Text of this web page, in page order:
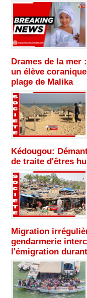
Drames de la mer
un élève
plage de Malika
Kédougou:
de traite d'êtres
Migration
gendarmerie
l'émigration